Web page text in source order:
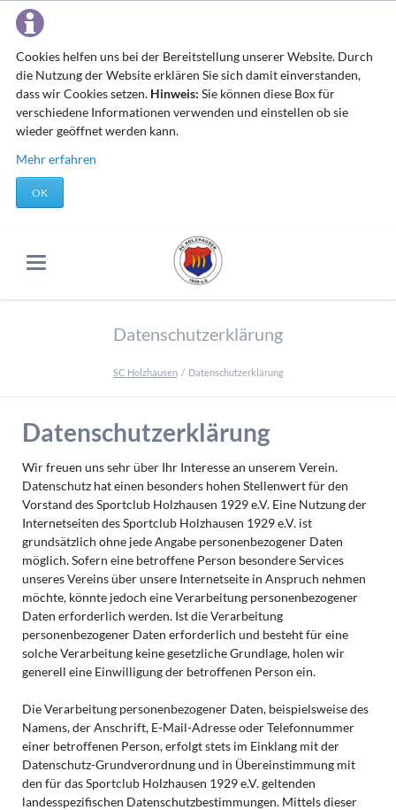
Cookies helfen uns bei der Bereitstellung unserer Website. Durch
die Nutzung der Website erklären Sie sich damit einverstanden,
dass wir Cookies setzen. Hinweis: Sie können diese Box für
verschiedene Informationen verwenden und einstellen ob sie
wieder geöffnet werden kann.
Mehr erfahren
OK
Datenschutzerklärung
SC Holzhausen Datenschutzerklärung
Datenschutzerklärung
Wir freuen uns sehr über Ihr Interesse an unserem Verein.
Datenschutz hat einen besonders hohen Stellenwert für den
Vorstand des Sportclub Holzhausen 1929 e.V. Eine Nutzung der
Internetseiten des Sportclub Holzhausen 1929 e.V. ist
grundsätzlich ohne jede Angabe personenbezogener Daten
möglich. Sofern eine betroffene Person besondere Services
unseres Vereins über unsere Internetseite in Anspruch nehmen
möchte, könnte jedoch eine Verarbeitung personenbezogener
Daten erforderlich werden. Ist die Verarbeitung
personenbezogener Daten erforderlich und besteht für eine
solche Verarbeitung keine gesetzliche Grundlage, holen wir
generell eine Einwilligung der betroffenen Person ein.
Die Verarbeitung personenbezogener Daten, beispielsweise des
Namens, der Anschrift, E-Mail-Adresse oder Telefonnummer
einer betroffenen Person, erfolgt stets im Einklang mit der
Datenschutz-Grundverordnung und in Übereinstimmung mit
den für das Sportclub Holzhausen 1929 e.V. geltenden
landesspezifischen Datenschutzbestimmungen. Mittels dieser